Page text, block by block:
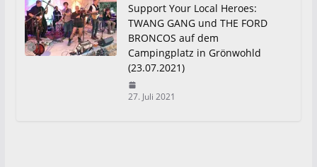
Support Your Local Heroes:
TWANG GANG und THE FORD
BRONCOS auf dem
Campingplatz in Grönwohld
(23.07.2021)
27. Juli 2021